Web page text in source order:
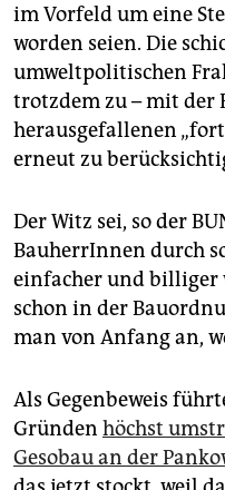
im Vorfeld um eine
worden seien. Die
umweltpolitischen
trotzdem zu – mit der
herausgefallenen
erneut zu
Der Witz sei, so der
BauherrInnen durch
einfacher und billiger
schon in der
man von Anfang an,
Als Gegenbeweis
Gründen höchst
Gesobau an der